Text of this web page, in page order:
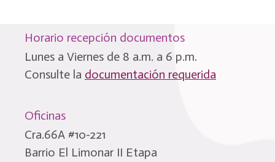
Horario recepción documentos
Lunes a Viernes de 8 a.m. a 6 p.m.
Consulte la documentación requerida
Oficinas
Cra.66A #10-221
Barrio El Limonar II Etapa